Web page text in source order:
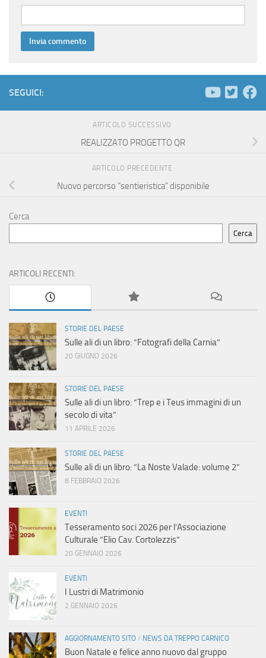
SEGUICI:
ARTICOLO SUCCESSIVO
REALIZZATO PROGETTO QR
ARTICOLO PRECEDENTE
Nuovo percorso “sentieristica” disponibile
Cerca
Cerca
ARTICOLI RECENTI:
STORIE DEL PAESE
Sulle ali di un libro: “Fotografi della Carnia”
20 GIUGNO 2026
STORIE DEL PAESE
Sulle ali di un libro: “Trep e i Teus immagini di un
secolo di vita”
11 APRILE 2026
STORIE DEL PAESE
Sulle ali di un libro: “La Noste Valade: volume 2”
8 FEBBRAIO 2026
EVENTI
Tesseramento soci 2026 per l’Associazione
Culturale “Elio Cav. Cortolezzis”
20 GENNAIO 2026
EVENTI
I Lustri di Matrimonio
2 GENNAIO 2026
AGGIORNAMENTO SITO / NEWS DA TREPPO CARNICO
Buon Natale e felice anno nuovo dal gruppo